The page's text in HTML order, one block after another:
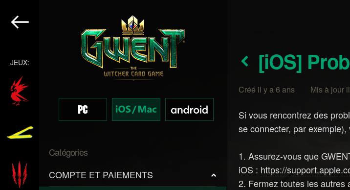
JEUX:
Catégories
COMPTE ET PAIEMENTS
[iOS]
Créé il y a 6 ans Mis à jour il
Si vous rencontrez des
se connecter, par
1. Assurez-vous que
iOS : https://
2. Fermez toutes les autres